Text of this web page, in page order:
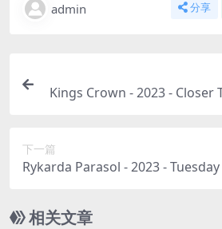
admin 分享
Kings Crown - 2023 - Closer
下一篇
Rykarda Parasol - 2023 -
相关文章